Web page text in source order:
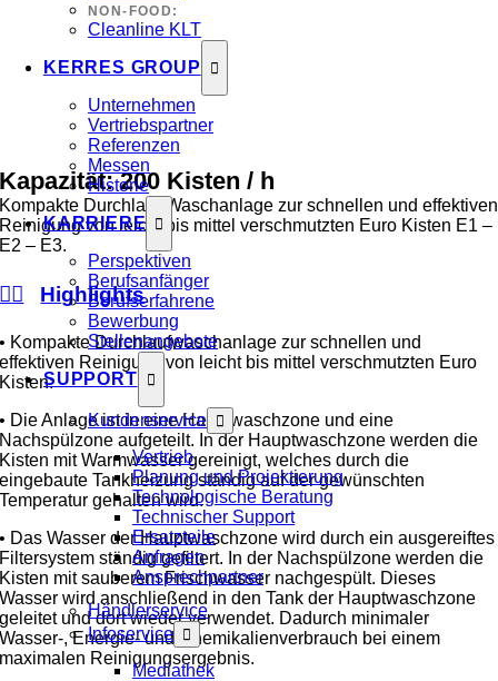
NON-FOOD:
Cleanline KLT
KERRES GROUP
Unternehmen
Vertriebspartner
Referenzen
Messen
Historie
KARRIERE
Perspektiven
Berufsanfänger
Berufserfahrene
Bewerbung
Stellenangebote
SUPPORT
Kundenservice
Vertrieb
Planung und Projektierung
Technologische Beratung
Technischer Support
Ersatzteile
Anfragen
Ansprechpartner
Händlerservice
Infoservice
Mediathek
Kapazität: 200 Kisten / h
Kompakte Durchlauf-Waschanlage zur schnellen und effektiven
Reinigung von leicht bis mittel verschmutzten Euro Kisten E1 –
E2 – E3.
Highlights
• Kompakte Durchlaufwaschanlage zur schnellen und
effektiven Reinigung von leicht bis mittel verschmutzten Euro
Kisten:
• Die Anlage ist in eine Hauptwaschzone und eine
Nachspülzone aufgeteilt. In der Hauptwaschzone werden die
Kisten mit Warmwasser gereinigt, welches durch die
eingebaute Tankheizung ständig auf der gewünschten
Temperatur gehalten wird.
• Das Wasser der Hauptwaschzone wird durch ein ausgereiftes
Filtersystem ständig gefiltert. In der Nachspülzone werden die
Kisten mit sauberem Frischwasser nachgespült. Dieses
Wasser wird anschließend in den Tank der Hauptwaschzone
geleitet und dort wieder verwendet. Dadurch minimaler
Wasser-, Energie- und Chemikalienverbrauch bei einem
maximalen Reinigungsergebnis.